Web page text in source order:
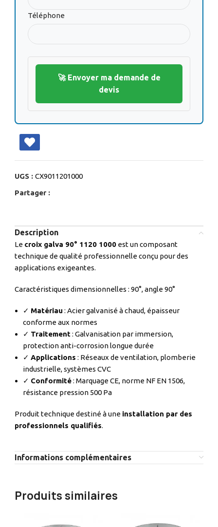
Téléphone
🚀 Envoyer ma demande de
devis
UGS : CX9011201000
Partager :
Description
Le croix galva 90° 1120 1000 est un composant
technique de qualité professionnelle conçu pour des
applications exigeantes.
Caractéristiques dimensionnelles : 90°, angle 90°
✓ Matériau : Acier galvanisé à chaud, épaisseur
conforme aux normes
✓ Traitement: Galvanisation par immersion,
protection anti-corrosion longue durée
✓ Applications : Réseaux de ventilation, plomberie
industrielle, systèmes CVC
✓ Conformité: Marquage CE, norme NF EN 1506,
résistance pression 500 Pa
Produit technique destiné à une installation par des
professionnels qualifiés.
Informations complémentaires
Produits similaires